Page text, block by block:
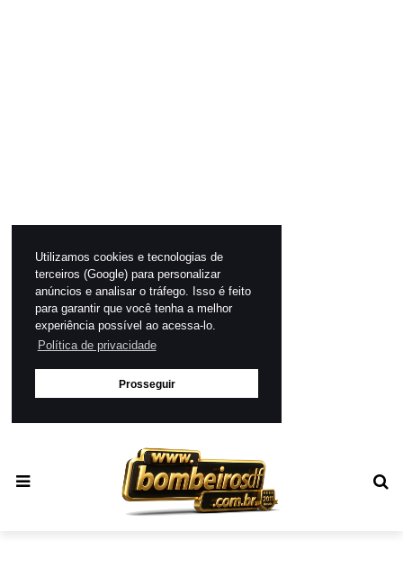
Utilizamos cookies e tecnologias de
terceiros (Google) para personalizar
anúncios e analisar o tráfego. Isso é feito
para garantir que você tenha a melhor
experiência possível ao acessa-lo.
Política de privacidade
Prosseguir